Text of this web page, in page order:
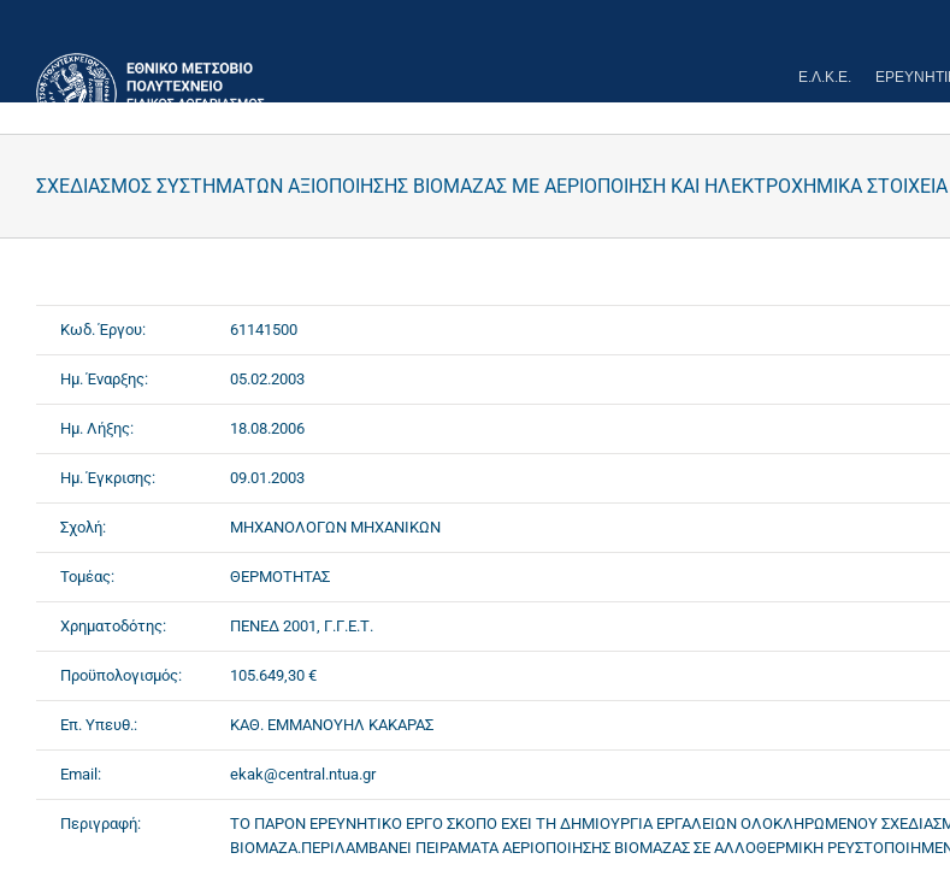
περιεχόμενο
Ε.Λ.Κ.Ε.
ΣΧΕΔΙΑΣΜΟΣ ΣΥΣΤΗΜΑΤΩΝ ΑΞΙΟΠΟΙΗΣΗΣ ΒΙΟΜΑΖΑΣ ΜΕ ΑΕΡΙΟΠΟΙΗΣΗ ΚΑΙ ΗΛΕΚΤΡΟΧΗΜΙΚΑ
Κωδ. Έργου: 61141500
Ημ. Έναρξης: 05.02.2003
Ημ. Λήξης: 18.08.2006
Ημ. Έγκρισης: 09.01.2003
Σχολή: ΜΗΧΑΝΟΛΟΓΩΝ ΜΗΧΑΝΙΚΩΝ
Τομέας: ΘΕΡΜΟΤΗΤΑΣ
Χρηματοδότης: ΠΕΝΕΔ 2001, Γ.Γ.Ε.Τ.
Προϋπολογισμός: 105.649,30 €
Επ. Υπευθ.: ΚΑΘ. ΕΜΜΑΝΟΥΗΛ ΚΑΚΑΡΑΣ
Email: ekak@central.ntua.gr
Περιγραφή:
ΤΟ ΠΑΡΟΝ ΕΡΕΥΝΗΤΙΚΟ ΕΡΓΟ ΣΚΟΠΟ ΕΧΕΙ ΤΗ ΔΗΜΙΟΥΡΓΙΑ ΕΡΓΑΛΕΙΩΝ ΟΛΟΚΛΗΡΩΜΕΝΟΥ
ΒΙΟΜΑΖΑ.ΠΕΡΙΛΑΜΒΑΝΕΙ ΠΕΙΡΑΜΑΤΑ ΑΕΡΙΟΠΟΙΗΣΗΣ ΒΙΟΜΑΖΑΣ ΣΕ ΑΛΛΟΘΕΡΜΙΚΗ